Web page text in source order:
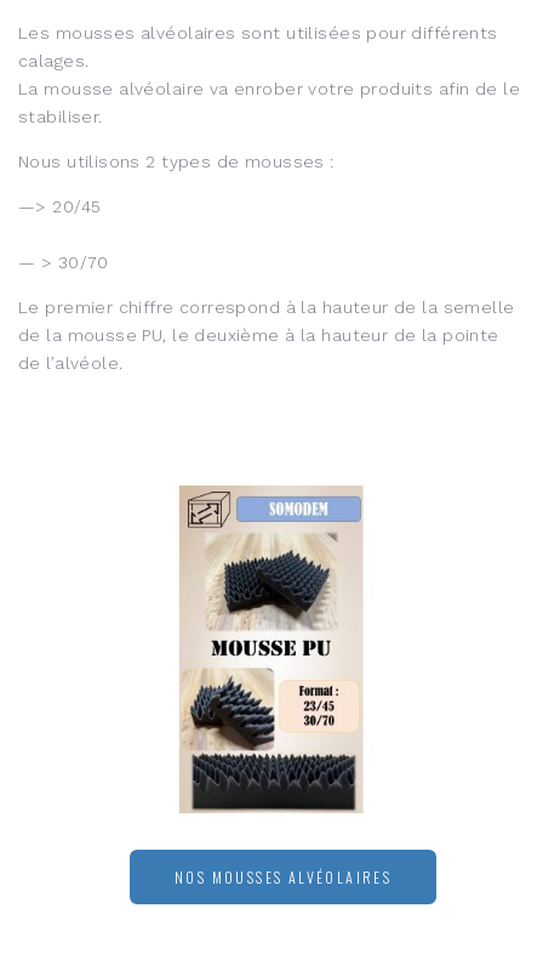
Les mousses alvéolaires sont utilisées pour différents
calages.
La mousse alvéolaire va enrober votre produits afin de le
stabiliser.
Nous utilisons 2 types de mousses :
—> 20/45
— > 30/70
Le premier chiffre correspond à la hauteur de la semelle
de la mousse PU, le deuxième à la hauteur de la pointe
de l’alvéole.
NOS MOUSSES ALVÉOLAIRES